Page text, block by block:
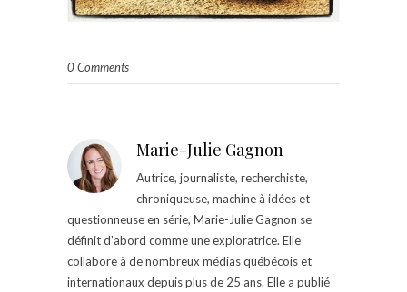
0 Comments
Marie-Julie Gagnon
Autrice, journaliste, recherchiste,
chroniqueuse, machine à idées et
questionneuse en série, Marie-Julie Gagnon se
définit d’abord comme une exploratrice. Elle
collabore à de nombreux médias québécois et
internationaux depuis plus de 25 ans. Elle a publié